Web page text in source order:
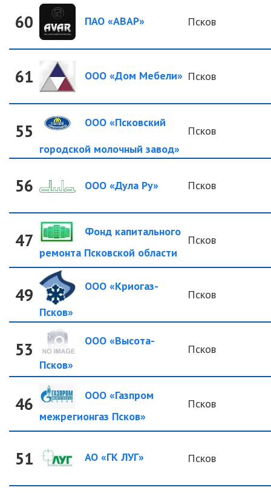
60 ПАО «АВАР» Псков
61 ООО «Дом Мебели» Псков
55
ООО «Псковский
городской молочный завод»
Псков
56 ООО «Дула Ру» Псков
47
Фонд капитального
ремонта Псковской области
Псков
49
ООО «Криогаз-
Псков»
Псков
53
ООО «Высота-
Псков»
Псков
46
ООО «Газпром
межрегионгаз Псков»
Псков
51 АО «ГК ЛУГ» Псков